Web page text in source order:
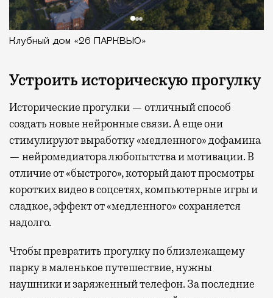
Клубный дом «26 ПАРКВЬЮ»
Устроить историческую прогулку
Исторические прогулки — отличный способ
создать новые нейронные связи. А еще они
стимулируют выработку «медленного» дофамина
— нейромедиатора любопытства и мотивации. В
отличие от «быстрого», который дают просмотры
коротких видео в соцсетях, компьютерные игры и
сладкое, эффект от «медленного» сохраняется
надолго.
Чтобы превратить прогулку по близлежащему
парку в маленькое путешествие, нужны
наушники и заряженный телефон. За последние